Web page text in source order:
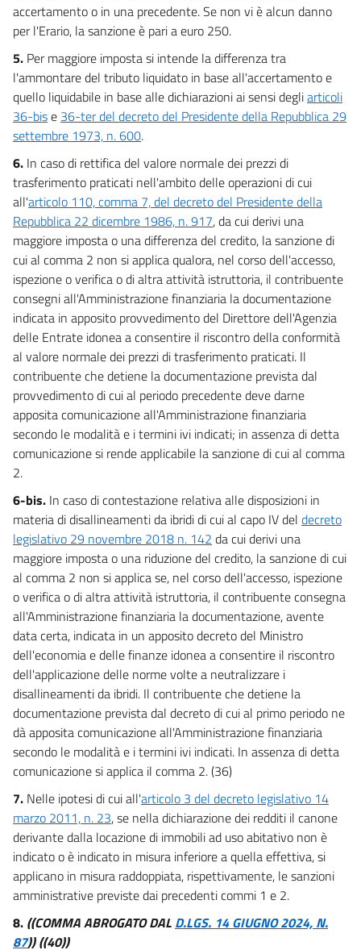
accertamento o in una precedente. Se non vi è alcun danno
per l'Erario, la sanzione è pari a euro 250.
5. Per maggiore imposta si intende la differenza tra
l'ammontare del tributo liquidato in base all'accertamento e
quello liquidabile in base alle dichiarazioni ai sensi degliarticoli
36-bise 36-ter del decreto del Presidente della Repubblica 29
settembre 1973, n. 600.
6. In caso di rettifica del valore normale dei prezzi di
trasferimento praticati nell'ambito delle operazioni di cui
all'articolo 110, comma 7, del decreto del Presidente della
Repubblica 22 dicembre 1986, n. 917, da cui derivi una
maggiore imposta o una differenza del credito, la sanzione di
cui al comma 2 non si applica qualora, nel corso dell'accesso,
ispezione o verifica o di altra attività istruttoria, il contribuente
consegni all'Amministrazione finanziaria la documentazione
indicata in apposito provvedimento del Direttore dell'Agenzia
delle Entrate idonea a consentire il riscontro della conformità
al valore normale dei prezzi di trasferimento praticati. Il
contribuente che detiene la documentazione prevista dal
provvedimento di cui al periodo precedente deve darne
apposita comunicazione all'Amministrazione finanziaria
secondo le modalità e i termini ivi indicati; in assenza di detta
comunicazione si rende applicabile la sanzione di cui al comma
2.
6-bis. In caso di contestazione relativa alle disposizioni in
materia di disallineamenti da ibridi di cui al capo IV del decreto
legislativo 29 novembre 2018 n. 142 da cui derivi una
maggiore imposta o una riduzione del credito, la sanzione di cui
al comma 2 non si applica se, nel corso dell'accesso, ispezione
o verifica o di altra attività istruttoria, il contribuente consegna
all'Amministrazione finanziaria la documentazione, avente
data certa, indicata in un apposito decreto del Ministro
dell'economia e delle finanze idonea a consentire il riscontro
dell'applicazione delle norme volte a neutralizzare i
disallineamenti da ibridi. Il contribuente che detiene la
documentazione prevista dal decreto di cui al primo periodo ne
dà apposita comunicazione all'Amministrazione finanziaria
secondo le modalità e i termini ivi indicati. In assenza di detta
comunicazione si applica il comma 2. (36)
7. Nelle ipotesi di cui all'articolo 3 del decreto legislativo 14
marzo 2011, n. 23, se nella dichiarazione dei redditi il canone
derivante dalla locazione di immobili ad uso abitativo non è
indicato o è indicato in misura inferiore a quella effettiva, si
applicano in misura raddoppiata, rispettivamente, le sanzioni
amministrative previste dai precedenti commi 1 e 2.
8. ((COMMA ABROGATO DAL D.LGS. 14 GIUGNO 2024, N.
87)) ((40))